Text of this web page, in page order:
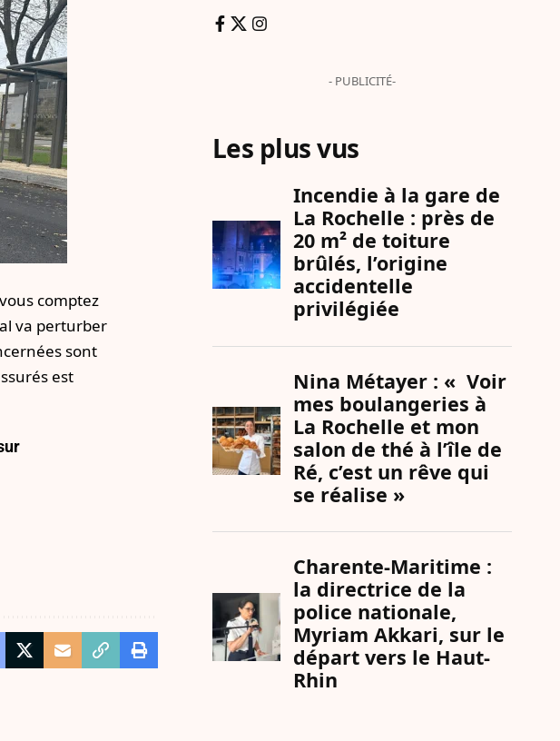
comptez
va perturber
sont
est
- PUBLICITÉ-
Les plus vus